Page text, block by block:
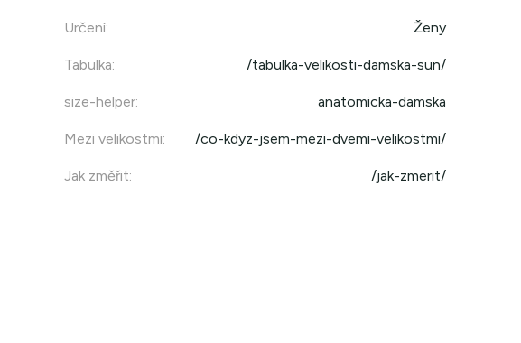
Určení: Ženy
Tabulka: /tabulka-velikosti-damska-sun/
size-helper: anatomicka-damska
Mezi velikostmi: /co-kdyz-jsem-mezi-dvemi-velikostmi/
Jak změřit: /jak-zmerit/